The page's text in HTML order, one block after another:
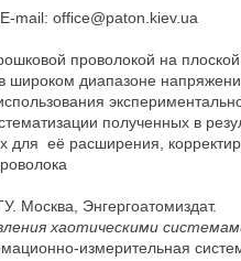
mail: office@paton.kiev.ua
проволокой на
широком диапазоне
полученных в
её расширения,
Москва, Энгергоатомиздат.
хаотическими
измерительная